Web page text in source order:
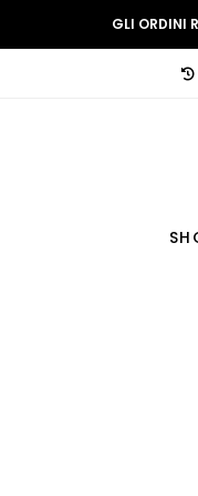
GLI ORDINI